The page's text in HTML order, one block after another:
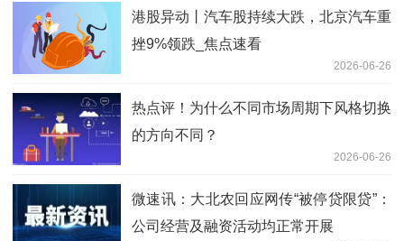
港股异动丨汽车股持续大跌，北京汽车重
挫9%领跌_焦点速看
2026-06-26
热点评！为什么不同市场周期下风格切换
的方向不同？
2026-06-26
微速讯：大北农回应网传“被停贷限贷”：
公司经营及融资活动均正常开展